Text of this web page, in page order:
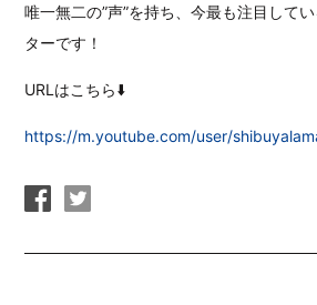
唯一無二の”声”を持ち、今最も注目して
ターです！
URLはこちら⬇️
https://m.youtube.com/user/